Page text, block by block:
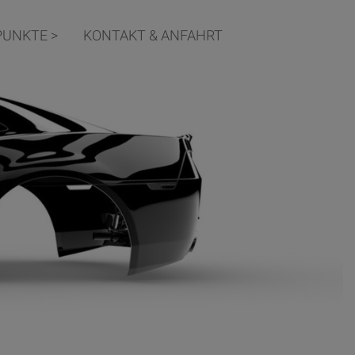
> KONTAKT & ANFAHRT